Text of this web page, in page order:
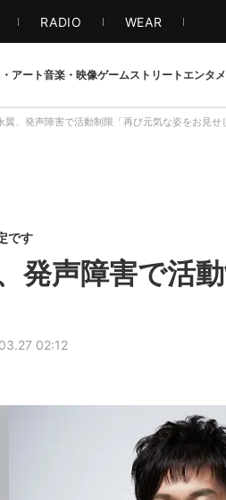
RADIO WEAR
アート音楽・映像ゲームストリート エンタメ
翼、発声障害で活動制限「再び元気な姿をお見せ
です
発声障害で活
02:12